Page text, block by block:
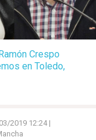
Crespo
en Toledo,
2019 12:24|